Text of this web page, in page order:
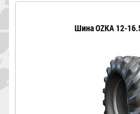
Шина OZKA 12-